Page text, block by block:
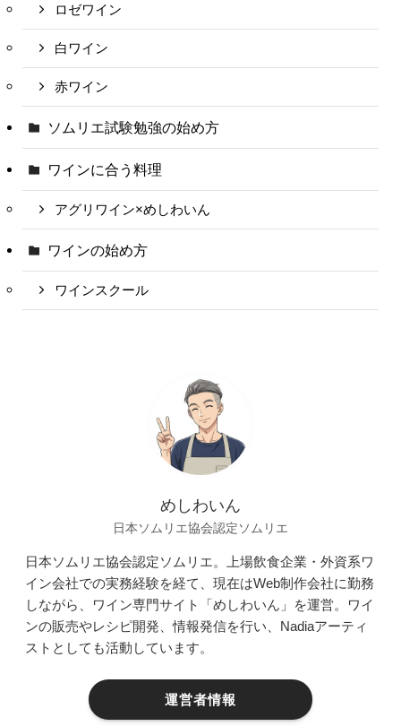
ロゼワイン
白ワイン
赤ワイン
ソムリエ試験勉強の始め方
ワインに合う料理
アグリワイン×めしわいん
ワインの始め方
ワインスクール
めしわいん
日本ソムリエ協会認定ソムリエ
日本ソムリエ協会認定ソムリエ。上場飲食企業・外資系ワ
イン会社での実務経験を経て、現在はWeb制作会社に勤務
しながら、ワイン専門サイト「めしわいん」を運営。ワイ
ンの販売やレシピ開発、情報発信を行い、Nadiaアーティ
ストとしても活動しています。
運営者情報